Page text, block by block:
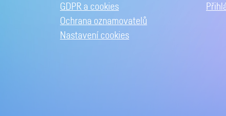
GDPR a cookies
Ochrana oznamovatelů
Nastavení cookies